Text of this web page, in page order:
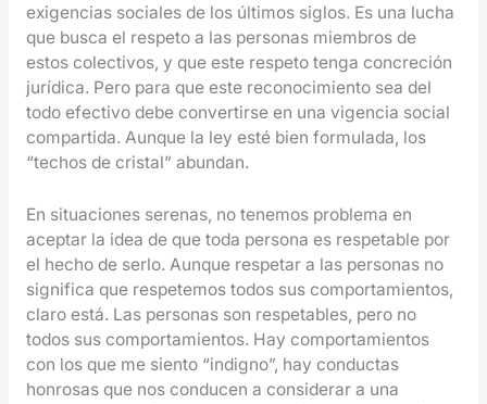
exigencias sociales de los últimos siglos. Es una lucha
que busca el respeto a las personas miembros de
estos colectivos, y que este respeto tenga concreción
jurídica. Pero para que este reconocimiento sea del
todo efectivo debe convertirse en una vigencia social
compartida. Aunque la ley esté bien formulada, los
“techos de cristal” abundan.
En situaciones serenas, no tenemos problema en
aceptar la idea de que toda persona es respetable por
el hecho de serlo. Aunque respetar a las personas no
significa que respetemos todos sus comportamientos,
claro está. Las personas son respetables, pero no
todos sus comportamientos. Hay comportamientos
con los que me siento “indigno”, hay conductas
honrosas que nos conducen a considerar a una